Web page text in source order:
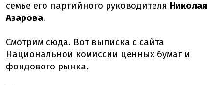
семье его партийного руководителя Николая
Азарова.
Смотрим сюда. Вот выписка с сайта
Национальной комиссии ценных бумаг и
фондового рынка.